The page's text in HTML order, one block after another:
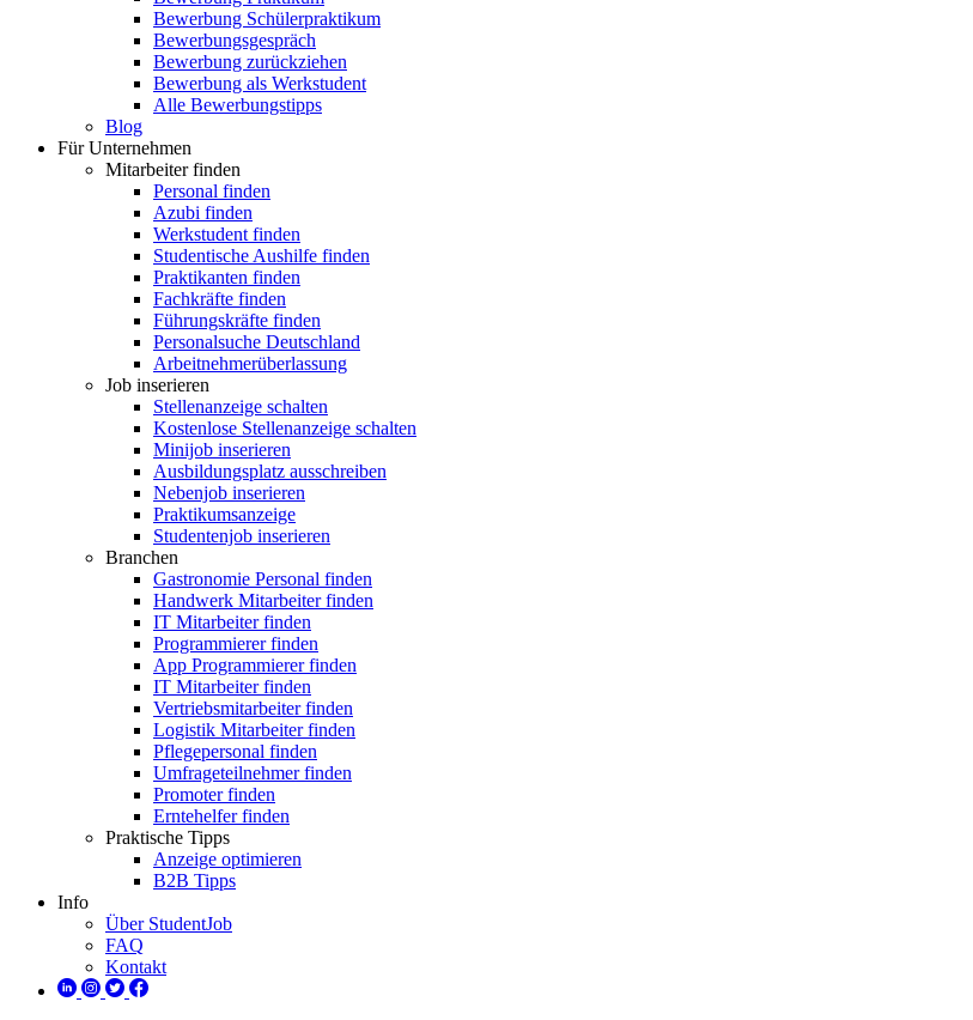
Bewerbung Schülerpraktikum
Bewerbungsgespräch
Bewerbung zurückziehen
Bewerbung als Werkstudent
Alle Bewerbungstipps
Blog
Für Unternehmen
Mitarbeiter finden
Personal finden
Azubi finden
Werkstudent finden
Studentische Aushilfe finden
Praktikanten finden
Fachkräfte finden
Führungskräfte finden
Personalsuche Deutschland
Arbeitnehmerüberlassung
Job inserieren
Stellenanzeige schalten
Kostenlose Stellenanzeige schalten
Minijob inserieren
Ausbildungsplatz ausschreiben
Nebenjob inserieren
Praktikumsanzeige
Studentenjob inserieren
Branchen
Gastronomie Personal finden
Handwerk Mitarbeiter finden
IT Mitarbeiter finden
Programmierer finden
App Programmierer finden
IT Mitarbeiter finden
Vertriebsmitarbeiter finden
Logistik Mitarbeiter finden
Pflegepersonal finden
Umfrageteilnehmer finden
Promoter finden
Erntehelfer finden
Praktische Tipps
Anzeige optimieren
B2B Tipps
Info
Über StudentJob
FAQ
Kontakt